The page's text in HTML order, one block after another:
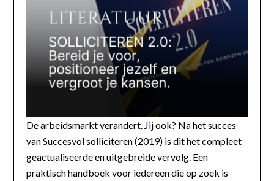
De arbeidsmarkt verandert. Jij ook? Na het succes
van Succesvol solliciteren (2019) is dit het compleet
geactualiseerde en uitgebreide vervolg. Een
praktisch handboek voor iedereen die op zoek is